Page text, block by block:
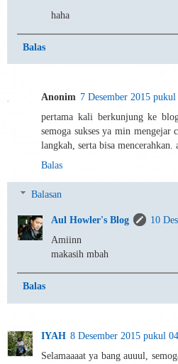
haha
Balas
Anonim 7 Desember 2015
pertama kali berkunjung ke
semoga sukses ya min mengejar
langkah, serta bisa mencerahkan.
Balas
Balasan
Aul Howler's Blog
10
Amiinn
makasih mbah
Balas
IYAH 8 Desember 2015 pukul
Selamaaaat ya bang auuul,